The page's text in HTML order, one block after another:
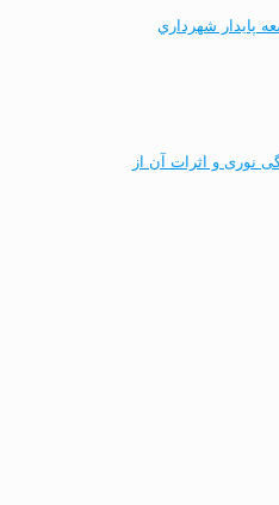
پايدار شهرداري
نوری و اثرات آن از